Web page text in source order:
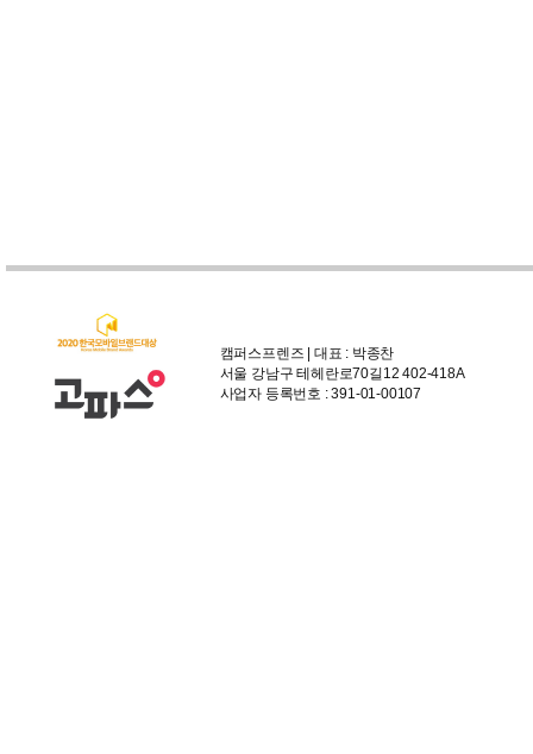
캠퍼스프렌즈 | 대표 : 박종찬
서울 강남구 테헤란로70길12 402-418A
사업자 등록번호 : 391-01-00107